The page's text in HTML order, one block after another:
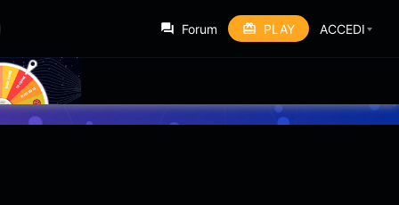
Forum PLAY ACCEDI